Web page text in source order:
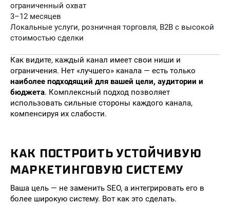
ограниченный охват
3–12 месяцев
Локальные услуги, розничная торговля, B2B с высокой
стоимостью сделки
Как видите, каждый канал имеет свои ниши и
ограничения. Нет «лучшего» канала — есть только
наиболее подходящий для вашей цели, аудитории и
бюджета. Комплексный подход позволяет
использовать сильные стороны каждого канала,
компенсируя их слабости.
КАК ПОСТРОИТЬ УСТОЙЧИВУЮ
МАРКЕТИНГОВУЮ СИСТЕМУ
Ваша цель — не заменить SEO, а интегрировать его в
более широкую систему. Вот как это сделать.